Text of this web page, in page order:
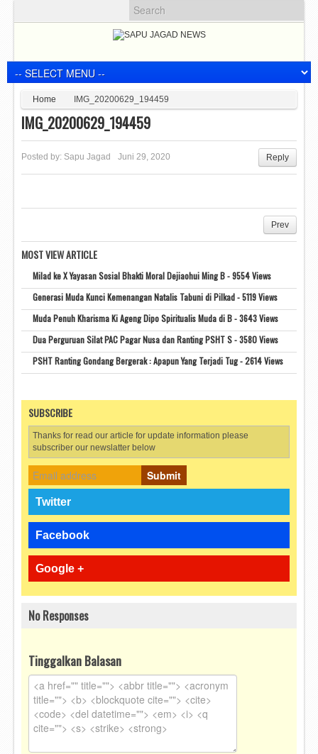
Home IMG_20200629_194459
IMG_20200629_194459
Posted by: Sapu Jagad Juni 29, 2020 Reply
Prev
MOST VIEW ARTICLE
Milad ke X Yayasan Sosial Bhakti Moral Dejiaohui Ming B - 9554 Views
Generasi Muda Kunci Kemenangan Natalis Tabuni di Pilkad - 5119 Views
Muda Penuh Kharisma Ki Ageng Dipo Spiritualis Muda di B - 3643 Views
Dua Perguruan Silat PAC Pagar Nusa dan Ranting PSHT S - 3580 Views
PSHT Ranting Gondang Bergerak : Apapun Yang Terjadi Tug - 2614 Views
SUBSCRIBE
Thanks for read our article for update information please
subscriber our newslatter below
Submit
Twitter
Facebook
Google +
No Responses
Tinggalkan Balasan